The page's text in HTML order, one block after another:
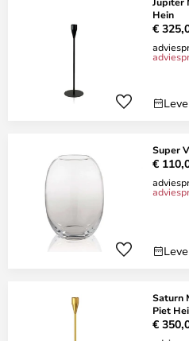
Hein
€
Super
€
Saturn
Piet
€